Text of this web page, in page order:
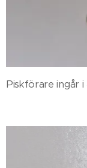
Piskförare ingår